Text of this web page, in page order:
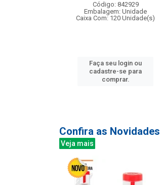
Código: 842929
Embalagem: Unidade
Caixa Com: 120 Unidade(s)
Faça seu login ou
cadastre-se para
comprar.
Confira as Novidades
Veja mais